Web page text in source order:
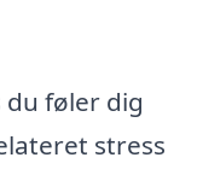
du føler dig
stress